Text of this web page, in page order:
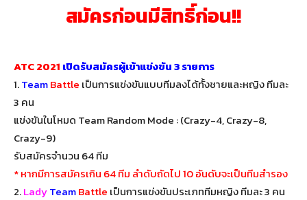
สมัครก่อนมีสิทธิ์ก่อน!!
ATC 2021 เปิดรับสมัครผู้เข้าแข่งขัน 3 รายการ
1.TeamBattle เป็นการแข่งขันแบบทีมลงได้ทั้งชายและหญิง ทีมละ
3 คน
แข่งขันในโหมด Team Random Mode : (Crazy-4, Crazy-8,
Crazy-9)
รับสมัครจำนวน 64 ทีม
* หากมีการสมัครเกิน 64 ทีม ลำดับถัดไป 10 อันดับจะเป็นทีมสำรอง
2.LadyTeamBattle เป็นการแข่งขันประเภททีมหญิง ทีมละ 3 คน